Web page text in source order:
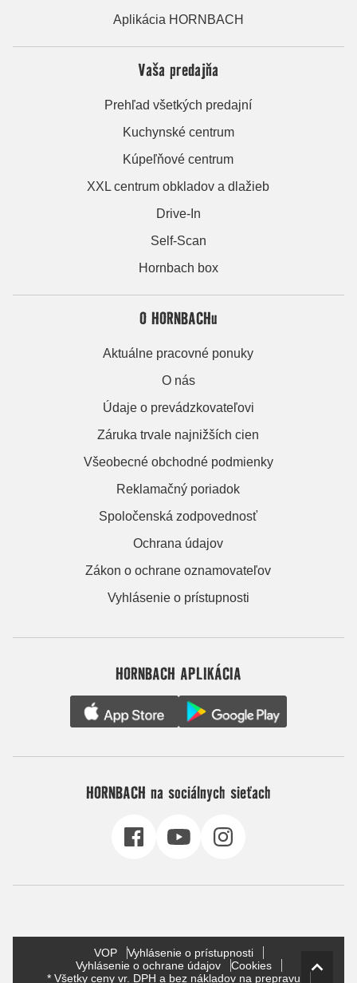
Aplikácia HORNBACH
Vaša predajňa
Prehľad všetkých predajní
Kuchynské centrum
Kúpeľňové centrum
XXL centrum obkladov a dlažieb
Drive-In
Self-Scan
Hornbach box
O HORNBACHu
Aktuálne pracovné ponuky
O nás
Údaje o prevádzkovateľovi
Záruka trvale najnižších cien
Všeobecné obchodné podmienky
Reklamačný poriadok
Spoločenská zodpovednosť
Ochrana údajov
Zákon o ochrane oznamovateľov
Vyhlásenie o prístupnosti
HORNBACH APLIKÁCIA
HORNBACH na sociálnych sieťach
VOP
Vyhlásenie o prístupnosti
Vyhlásenie o ochrane údajov
Cookies
* Všetky ceny vr. DPH a bez nákladov na prepravu